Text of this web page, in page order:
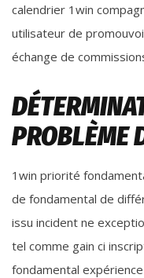
calendrier 1win
utilisateur de
échange de
PROBLÈME
1win priorité
de fondamental de
issu incident ne
tel comme gain ci
fondamental